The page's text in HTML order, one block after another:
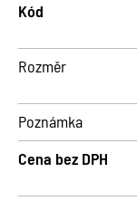
Kód
Rozměr
Poznámka
Cena bez DPH